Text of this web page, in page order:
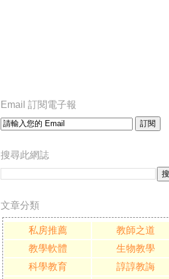
Email 訂閱電子報
搜尋此網誌
文章分類
私房推薦
教師之道
教學軟體
生物教學
科學教育
諄諄教誨